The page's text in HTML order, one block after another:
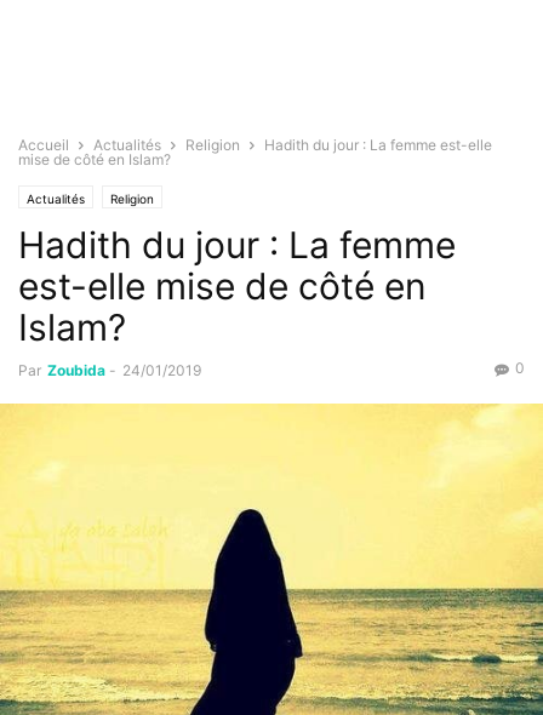
Accueil Actualités Religion
Hadith du jour : La femme est-elle
mise de côté en Islam?
Actualités Religion
Hadith du jour : La femme
est-elle mise de côté en
Islam?
Par Zoubida - 24/01/2019 0